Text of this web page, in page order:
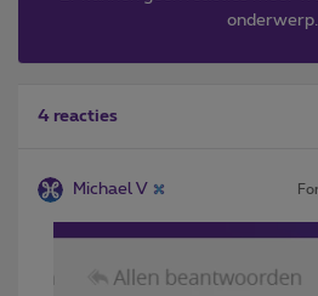
onderwerp.
4 reacties
Michael V